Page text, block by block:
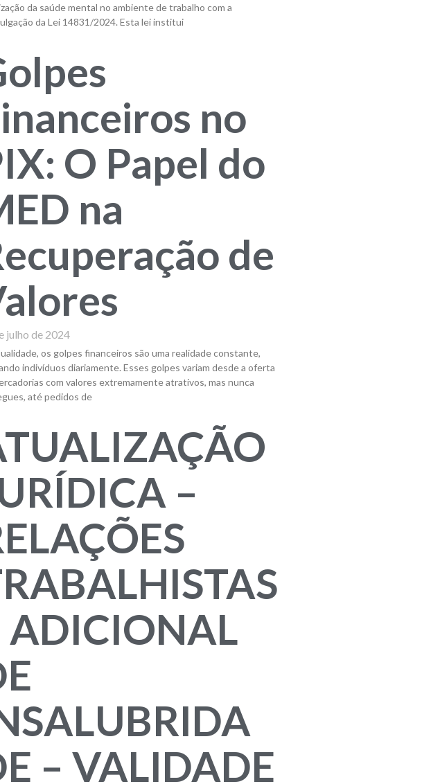
da saúde mental no ambiente de trabalho com a
da Lei 14831/2024. Esta lei institui
no
O Papel do
na
de
julho de 2024
os golpes financeiros são uma realidade constante,
indivíduos diariamente. Esses golpes variam desde a oferta
com valores extremamente atrativos, mas nunca
até pedidos de
–
ADICIONAL
– VALIDADE